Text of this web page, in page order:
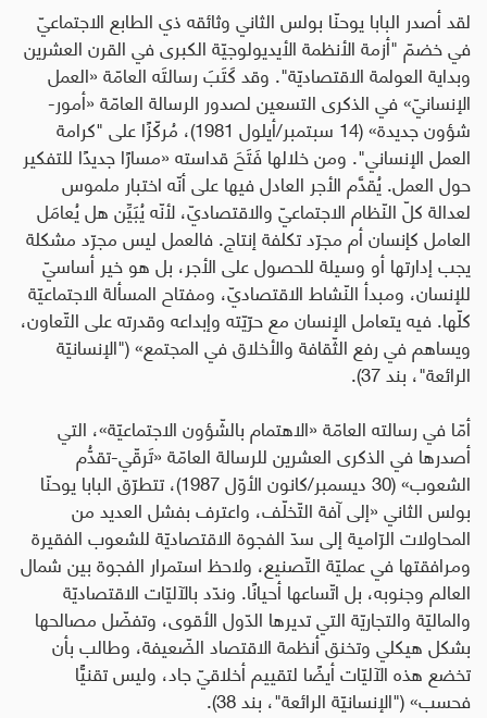
لقد أصدر البابا يوحنّا بولس الثاني وثائقه ذي الطابع الاجتماعيّ
في خضمّ "أزمة الأنظمة الأيديولوجيّة الكبرى في القرن العشرين
وبداية العولمة الاقتصاديّة". وقد كَتَبَ رسالتَه العامّة «العمل
الإنسانيّ» في الذكرى التسعين لصدور الرسالة العامّة «أمور-
شؤون جديدة» (14 سبتمبر/أيلول 1981)، مُركّزًا على "كرامة
العمل الإنساني". ومن خلالها فَتَحَ قداسته «مسارًا جديدًا للتفكير
حول العمل. يُقدَّم الأجر العادل فيها على أنّه اختبار ملموس
لعدالة كلّ النّظام الاجتماعيّ والاقتصاديّ، لأنّه يُبَيِّن هل يُعامَل
العامل كإنسان أم مجرّد تكلفة إنتاج. فالعمل ليس مجرّد مشكلة
يجب إدارتها أو وسيلة للحصول على الأجر، بل هو خير أساسيّ
للإنسان، ومبدأ النّشاط الاقتصاديّ، ومفتاح المسألة الاجتماعيّة
كلّها. فيه يتعامل الإنسان مع حرّيّته وإبداعه وقدرته على التّعاون،
ويساهم في رفع الثّقافة والأخلاق في المجتمع» ("الإنسانيّة
الرائعة"، بند 37).
أمّا في رسالته العامّة «الاهتمام بالشّؤون الاجتماعيّة»، التي
أصدرها في الذكرى العشرين للرسالة العامّة «تَرقّي-تقدُّم
الشعوب» (30 ديسمبر/كانون الأوّل 1987)، تتطرّق البابا يوحنّا
بولس الثاني «إلى آفة التّخلّف، واعترف بفشل العديد من
المحاولات الرّامية إلى سدّ الفجوة الاقتصاديّة للشعوب الفقيرة
ومرافقتها في عمليّة التّصنيع، ولاحظ استمرار الفجوة بين شمال
العالم وجنوبه، بل اتّساعها أحيانًا. وندّد بالآليّات الاقتصاديّة
والماليّة والتجاريّة التي تديرها الدّول الأقوى، وتفضّل مصالحها
بشكل هيكلي وتخنق أنظمة الاقتصاد الضّعيفة، وطالب بأن
تخضع هذه الآليّات أيضًا لتقييم أخلاقيّ جاد، وليس تقنيًّا
فحسب» ("الإنسانيّة الرائعة"، بند 38).